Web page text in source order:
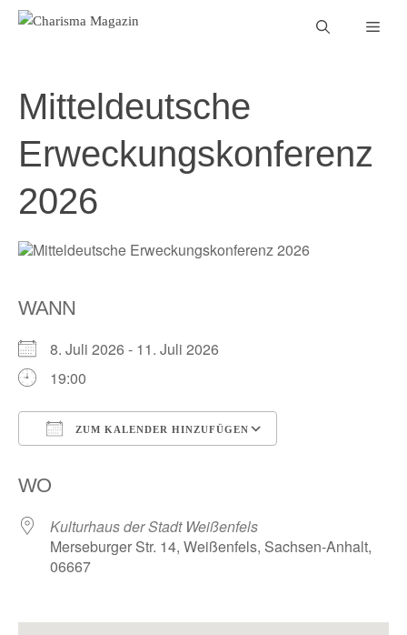
Zum
Mitteldeutsche
Erweckungskonferenz
2026
WANN
8. Juli 2026 - 11. Juli 2026
19:00
ZUM KALENDER HINZUFÜGEN
WO
Kulturhaus der Stadt Weißenfels
Merseburger Str. 14, Weißenfels, Sachsen-Anhalt,
06667